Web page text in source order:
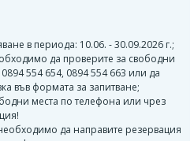
в периода: 10.06. - 30.09.2026 г.;
да проверите за свободни
554 654, 0894 554 663 или да
във формата за запитване;
места по телефона или чрез
да направите резервация